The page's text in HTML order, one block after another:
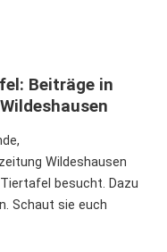
Beiträge in
Wildeshausen
besucht. Dazu
Schaut sie euch